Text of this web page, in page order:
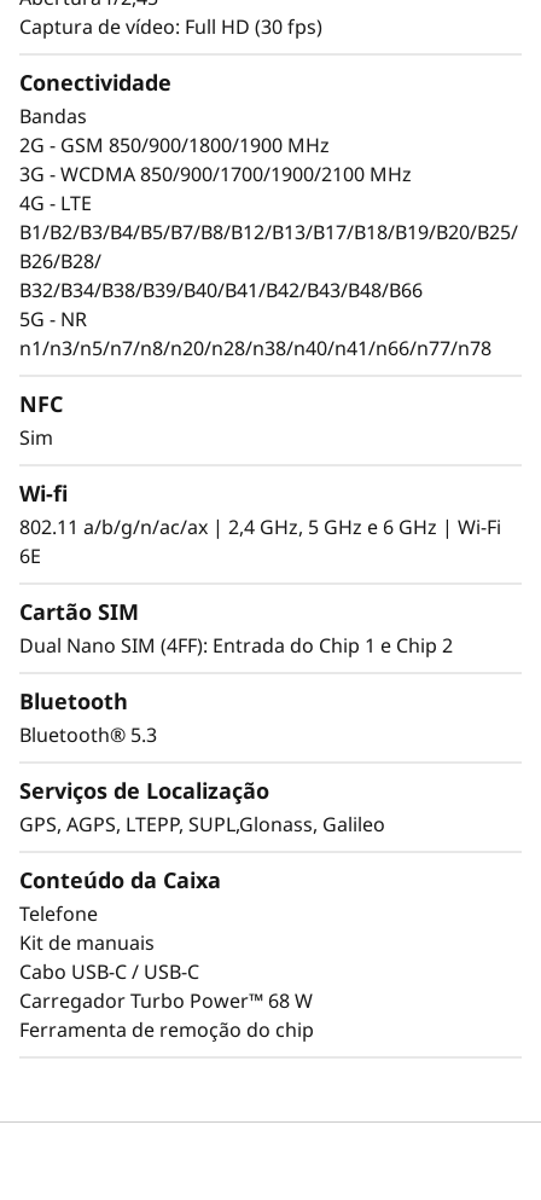
Captura de vídeo: Full HD (30 fps)
Conectividade
Bandas
2G - GSM 850/900/1800/1900 MHz
3G - WCDMA 850/900/1700/1900/2100 MHz
4G - LTE
B1/B2/B3/B4/B5/B7/B8/B12/B13/B17/B18/B19/B20/B25/
B26/B28/
B32/B34/B38/B39/B40/B41/B42/B43/B48/B66
5G - NR
n1/n3/n5/n7/n8/n20/n28/n38/n40/n41/n66/n77/n78
NFC
Sim
Wi-fi
802.11 a/b/g/n/ac/ax | 2,4 GHz, 5 GHz e 6 GHz | Wi-Fi
6E
Cartão SIM
Dual Nano SIM (4FF): Entrada do Chip 1 e Chip 2
Bluetooth
Bluetooth® 5.3
Serviços de Localização
GPS, AGPS, LTEPP, SUPL,Glonass, Galileo
Conteúdo da Caixa
Telefone
Kit de manuais
Cabo USB-C / USB-C
Carregador Turbo Power™ 68 W
Ferramenta de remoção do chip